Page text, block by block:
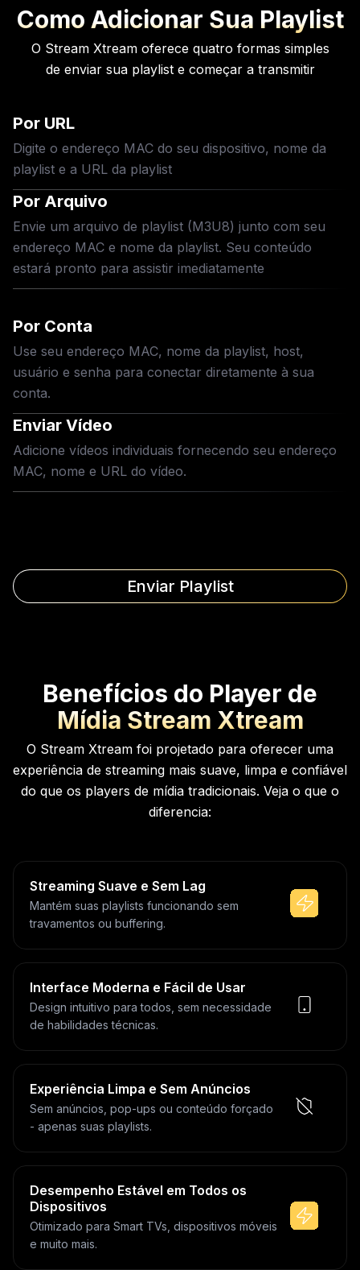
adicionado recentemente facilmente.
Controle via Painel Web
Gerencie pelo seu navegador usando o MAC do
dispositivo e a Chave do Dispositivo.
Como Adicionar Sua Playlist
O Stream Xtream oferece quatro formas simples
de enviar sua playlist e começar a transmitir
Por URL
Digite o endereço MAC do seu dispositivo, nome da
playlist e a URL da playlist
Por Arquivo
Envie um arquivo de playlist (M3U8) junto com seu
endereço MAC e nome da playlist. Seu conteúdo
estará pronto para assistir imediatamente
Por Conta
Use seu endereço MAC, nome da playlist, host,
usuário e senha para conectar diretamente à sua
conta.
Enviar Vídeo
Adicione vídeos individuais fornecendo seu endereço
MAC, nome e URL do vídeo.
Enviar Playlist
Benefícios do Player de
Mídia Stream Xtream
O Stream Xtream foi projetado para oferecer uma
experiência de streaming mais suave, limpa e confiável
do que os players de mídia tradicionais. Veja o que o
diferencia:
Streaming Suave e Sem Lag
Mantém suas playlists funcionando sem
travamentos ou buffering.
Interface Moderna e Fácil de Usar
Design intuitivo para todos, sem necessidade
de habilidades técnicas.
Experiência Limpa e Sem Anúncios
Sem anúncios, pop-ups ou conteúdo forçado
- apenas suas playlists.
Desempenho Estável em Todos os
Dispositivos
Otimizado para Smart TVs, dispositivos móveis
e muito mais.